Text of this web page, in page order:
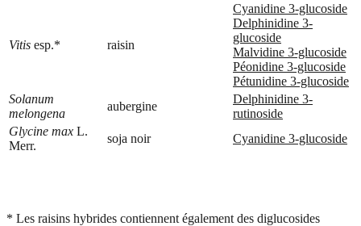
Vitis esp.* raisin
Cyanidine 3-glucoside
Delphinidine 3-
glucoside
Malvidine 3-glucoside
Péonidine 3-glucoside
Pétunidine 3-glucoside
Solanum
melongena
aubergine
Delphinidine 3-
rutinoside
Glycine max L.
Merr.
soja noir Cyanidine 3-glucoside
* Les raisins hybrides contiennent également des diglucosides